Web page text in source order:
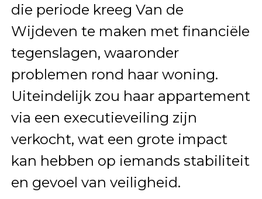
die periode kreeg Van de
Wijdeven te maken met financiële
tegenslagen, waaronder
problemen rond haar woning.
Uiteindelijk zou haar appartement
via een executieveiling zijn
verkocht, wat een grote impact
kan hebben op iemands stabiliteit
en gevoel van veiligheid.